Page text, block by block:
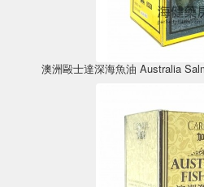
澳洲毆士達深海魚油 Australia